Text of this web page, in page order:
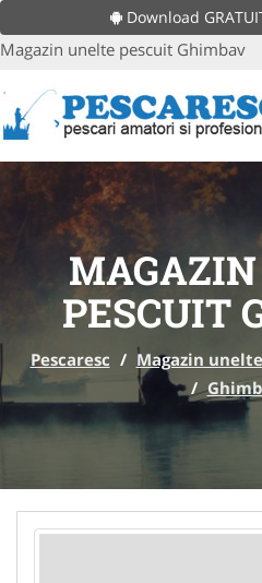
Download
Magazin unelte pescuit Ghimbav
PESCUIT
Pescaresc / Magazin
/